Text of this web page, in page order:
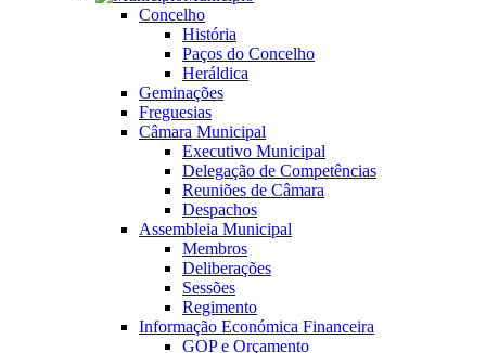
Concelho
História
Paços do Concelho
Heráldica
Geminações
Freguesias
Câmara Municipal
Executivo Municipal
Delegação de Competências
Reuniões de Câmara
Despachos
Assembleia Municipal
Membros
Deliberações
Sessões
Regimento
Informação Económica Financeira
GOP e Orçamento